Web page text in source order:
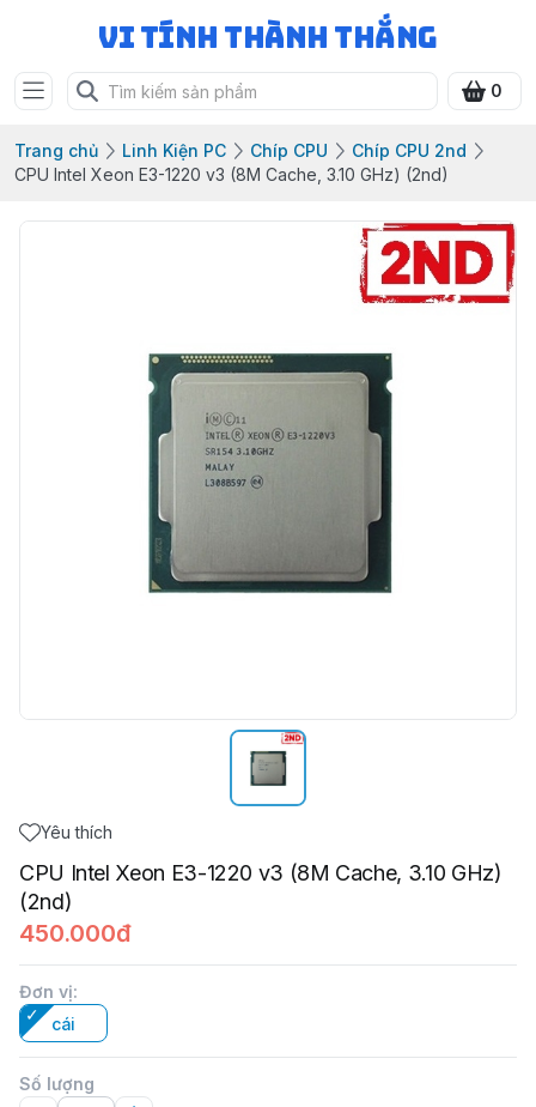
Vi Tính Thành Thắng
0
Trang chủ Linh Kiện PC Chíp CPU
Chíp CPU 2nd
CPU Intel Xeon E3-1220 v3 (8M Cache, 3.10 GHz) (2nd)
Yêu thích
CPU Intel Xeon E3-1220 v3 (8M Cache, 3.10 GHz)
(2nd)
450.000đ
Đơn vị:
cái
Số lượng